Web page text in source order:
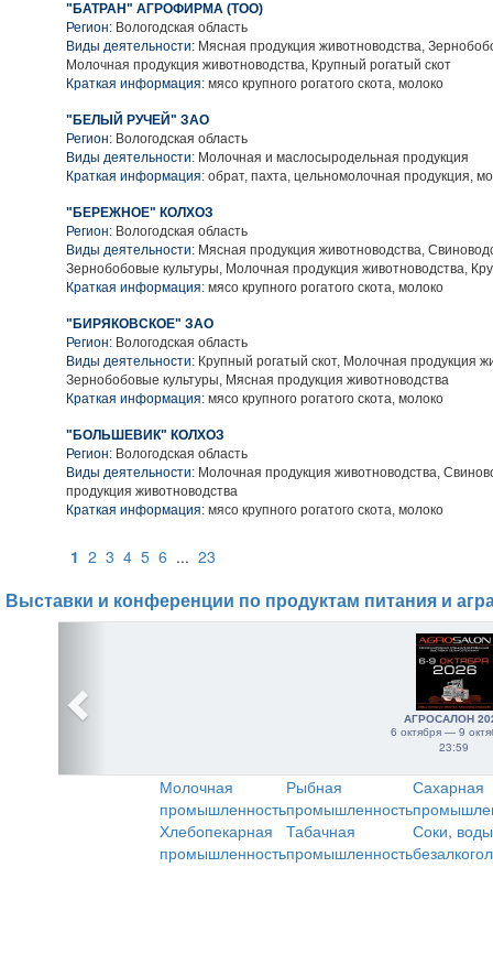
"БАТРАН" АГРОФИРМА (ТОО)
Регион: Вологодская область
Виды деятельности: Мясная продукция животноводства,
Молочная продукция животноводства, Крупный рогатый скот
Краткая информация: мясо крупного рогатого скота, молоко
"БЕЛЫЙ РУЧЕЙ" ЗАО
Регион: Вологодская область
Виды деятельности: Молочная и маслосыродельная продукция
Краткая информация: обрат, пахта, цельномолочная продукция,
"БЕРЕЖНОЕ" КОЛХОЗ
Регион: Вологодская область
Виды деятельности: Мясная продукция животноводства,
Зернобобовые культуры, Молочная продукция животноводства,
Краткая информация: мясо крупного рогатого скота, молоко
"БИРЯКОВСКОЕ" ЗАО
Регион: Вологодская область
Виды деятельности: Крупный рогатый скот, Молочная продукция
Зернобобовые культуры, Мясная продукция животноводства
Краткая информация: мясо крупного рогатого скота, молоко
"БОЛЬШЕВИК" КОЛХОЗ
Регион: Вологодская область
Виды деятельности: Молочная продукция животноводства,
продукция животноводства
Краткая информация: мясо крупного рогатого скота, молоко
1 2 3 4 5 6 ... 23
Выставки и конференции по продуктам питания и
АГРОСАЛОН
6 октября — 9
23:59
Молочная
промышленность
Рыбная
промышленность
Сахарная
Хлебопекарная
промышленность
Табачная
промышленность
Соки,